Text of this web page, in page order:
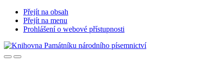
Přejít na obsah
Přejít na menu
Prohlášení o webové přístupnosti